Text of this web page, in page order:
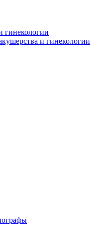
гинекологии
и гинекологии